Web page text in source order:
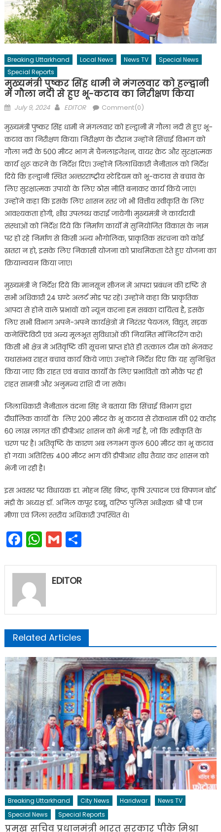
Breaking Uttarkhand Local News News TV
Special News
Special Reports
मुख्यमंत्री पुष्कर सिंह धामी ने मंगलवार को हल्द्वानी
में गौला नदी से हुए भू-कटाव का निरीक्षण किया
Posted
July 9, 2024 Author
EDITOR Comment(0)
मुख्यमंत्री पुष्कर सिंह धामी ने मंगलवार को हल्द्वानी में गौला नदी से हुए भू-
कटाव का निरीक्षण किया। निरीक्षण के दौरान उन्होंने सिंचाई विभाग को
गौला नदी के 500 मीटर भाग में चैनलाइजेशन, वायर क्रेट और सुरक्षात्मक
कार्य शुरू करने के निर्देश दिए। उन्होंने जिलाधिकारी नैनीताल को निर्देश
दिये कि हल्द्वानी स्थित अन्तरराष्ट्रीय स्टेडियम को भू-कटाव से बचाव के
लिए सुरक्षात्मक उपायों के लिए ठोस नीति बनाकर कार्य किये जाएं।
उन्होंने कहा कि इसके लिए शासन स्तर जो भी वित्तीय स्वीकृति के लिए
आवश्यकता होगी, शीघ्र उपलब्ध कराई जायेगी। मुख्यमंत्री ने कार्यदायी
संस्थाओं को निर्देश दिये कि निर्माण कार्यों में सुनियोजित विकास के नाम
पर हो रहे निर्माण से किसी अन्य भौगोलिक, प्राकृतिक संरचना को कोई
खतरा न हो, इसके लिए निकासी योजना को प्राथमिकता देते हुए योजना का
क्रियान्वयन किया जाए।
मुख्यमंत्री ने निर्देश दिये कि मानसून सीजन में आपदा प्रबंधन की दृष्टि से
सभी अधिकारी 24 घण्टे अलर्ट मोड पर रहें। उन्होंने कहा कि प्राकृतिक
आपदा से होने वाले प्रभावों को न्यून करना हम सबका दायित्व है, इसके
लिए सभी विभाग अपने-अपने कार्यक्षेत्रों में निरंतर पेयजल, विद्युत, सड़क
कनेक्टिविटी एवं अन्य मूलभूत सुविधाओं की नियमित मॉनिटरिंग करें।
किसी भी क्षेत्र में अतिवृष्टि की सूचना प्राप्त होते ही तत्काल टीम को भेजकर
यथासंभव राहत बचाव कार्य किये जाएं। उन्होंने निर्देश दिए कि यह सुनिश्चित
किया जाए कि राहत एवं बचाव कार्यों के लिए प्रभावितों को मौके पर ही
राहत सामग्री और अनुमन्य राशि दी जा सके।
जिलाधिकारी नैनीताल वंदना सिंह ने बताया कि सिंचाई विभाग द्वारा
दीर्घालिक कार्यों के लिए 200 मीटर के भू कटाव से रोकथाम की 02 करोड़
60 लाख लागत की डीपीआर शासन को भेजी गई है, जो कि स्वीकृति के
चरण पर है। अतिवृष्टि के कारण अब लगभग कुल 600 मीटर का भू कटाव
हो गया। अतिरिक्त 400 मीटर भाग की डीपीआर शीघ्र तैयार कर शासन को
भेजी जा रही है।
इस अवसर पर विधायक डा. मोहन सिंह बिष्ट, कृषि उत्पादन एवं विपणन बोर्ड
मंडी के अध्यक्ष डॉ. अनिल कपूर डब्बू, वरिष्ठ पुलिस अधीक्षक श्री पी एन
मीणा एवं जिला स्तरीय अधिकारी उपस्थित थे।
Facebook
WhatsApp
GmailShare
EDITOR
Related Articles
Breaking Uttarkhand City News Haridwar
News TV
Special News
Special Reports
प्रमुख सचिव प्रधानमंत्री भारत सरकार पीके मिश्रा